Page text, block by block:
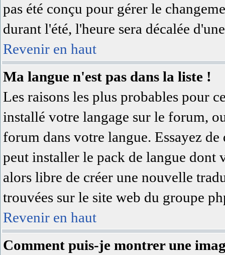
pas été conçu pour gérer le
durant l'été, l'heure sera décalée
Revenir en haut
Ma langue n'est pas dans la liste !
Les raisons les plus probables pour
installé votre langage sur le forum,
forum dans votre langue. Essayez
peut installer le pack de langue dont
alors libre de créer une nouvelle
trouvées sur le site web du groupe
Revenir en haut
Comment puis-je montrer une